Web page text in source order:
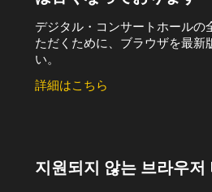
デジタル・コンサートホールの
ただくために、ブラウザを最新
い。
詳細はこちら
지원되지 않는 브라우저